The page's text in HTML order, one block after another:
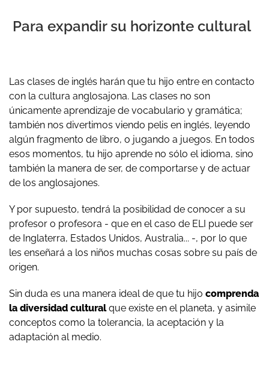
Para expandir su horizonte cultural
Las clases de inglés harán que tu hijo entre en contacto
con la cultura anglosajona. Las clases no son
únicamente aprendizaje de vocabulario y gramática;
también nos divertimos viendo pelis en inglés, leyendo
algún fragmento de libro, o jugando a juegos. En todos
esos momentos, tu hijo aprende no sólo el idioma, sino
también la manera de ser, de comportarse y de actuar
de los anglosajones.
Y por supuesto, tendrá la posibilidad de conocer a su
profesor o profesora - que en el caso de ELI puede ser
de Inglaterra, Estados Unidos, Australia... -, por lo que
les enseñará a los niños muchas cosas sobre su país de
origen.
Sin duda es una manera ideal de que tu hijo comprenda
la diversidad culturalque existe en el planeta, y asimile
conceptos como la tolerancia, la aceptación y la
adaptación al medio.